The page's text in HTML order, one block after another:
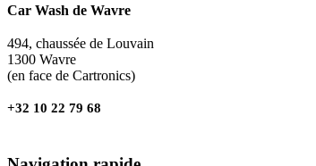
Car Wash de Wavre
494, chaussée de Louvain
1300 Wavre
(en face de Cartronics)
+32 10 22 79 68